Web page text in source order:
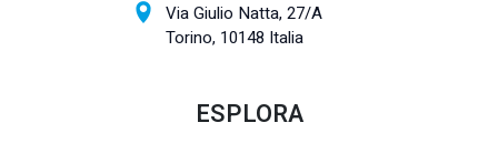
Via Giulio Natta, 27/A
Torino, 10148 Italia
ESPLORA